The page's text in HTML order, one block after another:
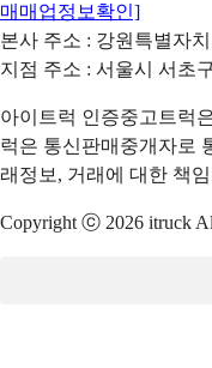
매매업정보확인]
본사 주소 : 강원특별자
지점 주소 : 서울시 서초
아이트럭 인증중고트럭
럭은 통신판매중개자로
래정보, 거래에 대한 책
Copyright ⓒ 2026 itruck